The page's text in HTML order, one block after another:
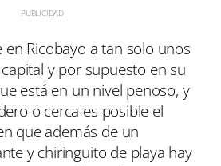
en Ricobayo a tan solo unos
y por supuesto en su
está en un nivel penoso, y
o cerca es posible el
que además de un
y chiringuito de playa hay